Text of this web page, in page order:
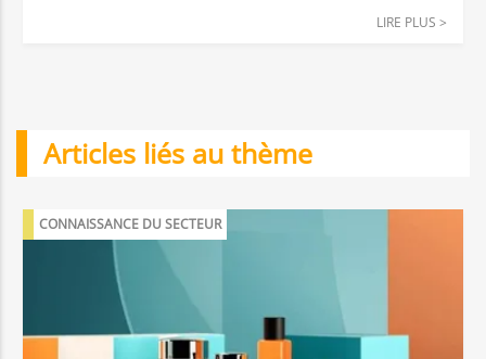
LIRE PLUS >
Articles liés au thème
CONNAISSANCE DU SECTEUR